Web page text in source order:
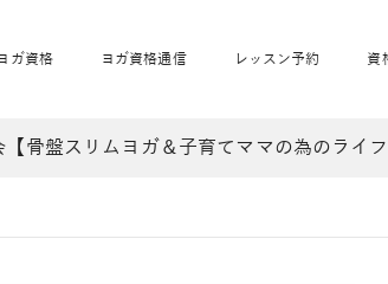
ガ資格
リ
ヨガ資格通信 レッスン予約
ベ
資
骨盤スリムヨガ＆子育てママの為のライ